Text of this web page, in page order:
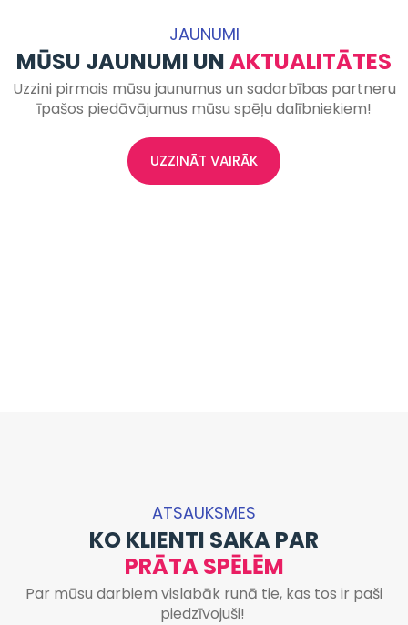
JAUNUMI
MŪSU JAUNUMI UNAKTUALITĀTES
Uzzini pirmais mūsu jaunumus un sadarbības partneru
īpašos piedāvājumus mūsu spēļu dalībniekiem!
UZZINĀT VAIRĀK
ATSAUKSMES
KO KLIENTI SAKA PAR
PRĀTA SPĒLĒM
Par mūsu darbiem vislabāk runā tie, kas tos ir paši
piedzīvojuši!